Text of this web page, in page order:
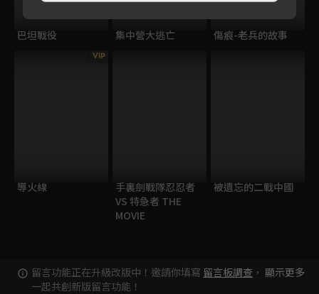
巴坦戰役 集中營大逃亡 傷痕-老兵的故事
VIP
導火線
手裏劍戰隊忍忍者
VS 特急者 THE
MOVIE
被遺忘的二戰中國
留言功能正在升級改版中！邀請你填寫 留言板調查 ，
一起共創新版留言功能！
顯示更多